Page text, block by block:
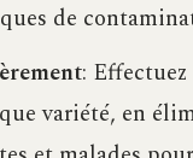
de
:
variété, en